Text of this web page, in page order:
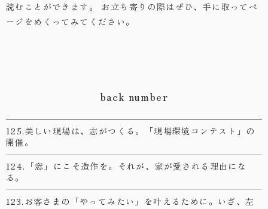
読むことができます。
お立ち寄りの際はぜひ、手に取ってペ
ージをめくってみてください。
back number
125.美しい現場は、志がつくる。「現場環境コンテスト」の
開催。
124.「窓」にこそ造作を。それが、家が愛される理由にな
る。
123.お客さまの「やってみたい」を叶えるために。いざ、左